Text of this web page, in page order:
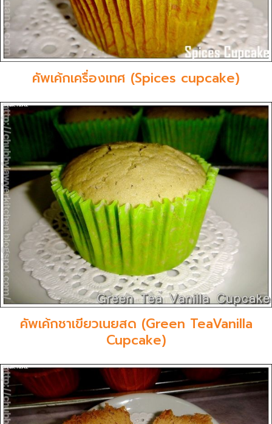
คัพเค้กเครื่องเทศ (Spices cupcake)
คัพเค้กชาเขียวเนยสด (Green TeaVanilla
Cupcake)